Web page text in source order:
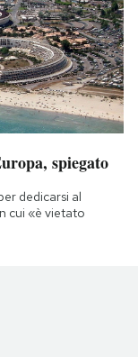
spiegato
dedicarsi al
cui «è vietato